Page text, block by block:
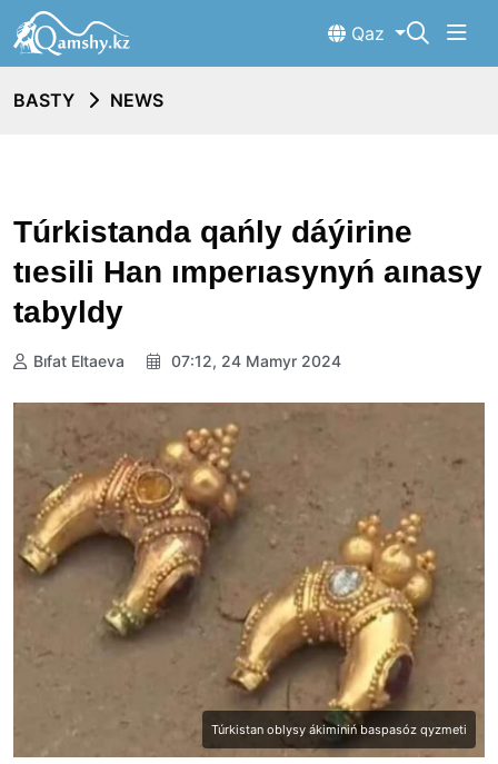
Qaz
BASTY NEWS
Túrkistanda qańly dáýirine
tıesili Han ımperıasynyń aınasy
tabyldy
Bıfat Eltaeva 07:12, 24 Mamyr 2024
Túrkistan oblysy ákiminiń baspasóz qyzmeti